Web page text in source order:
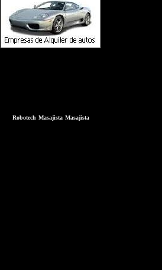
Robotech Masajista Masajista